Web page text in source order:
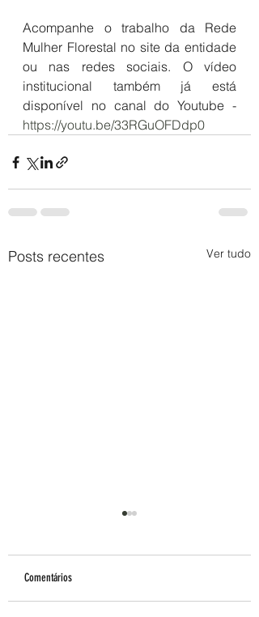
Acompanhe o trabalho da Rede
Mulher Florestal no site da entidade
ou nas redes sociais. O vídeo
institucional também já está
https://youtu.be/33RGuOFDdp0
Posts recentes Ver tudo
Comentários